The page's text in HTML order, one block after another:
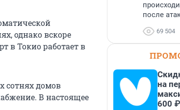
однако вскоре
в Токио работает в
сотнях домов
В настоящее
после
69 504
на
600 ₽